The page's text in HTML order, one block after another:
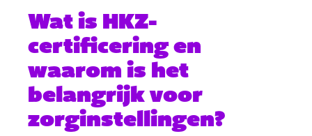
Wat is HKZ-
certificering en
waarom is het
belangrijk voor
zorginstellingen?